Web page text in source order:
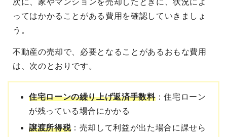
次に、家やマンションを売却したときに、状況によ
ってはかかることがある費用を確認していきましょ
う。
不動産の売却で、必要となることがあるおもな費用
は、次のとおりです。
住宅ローンの繰り上げ返済手数料：住宅ローン
が残っている場合にかかる
譲渡所得税：売却して利益が出た場合に課せら